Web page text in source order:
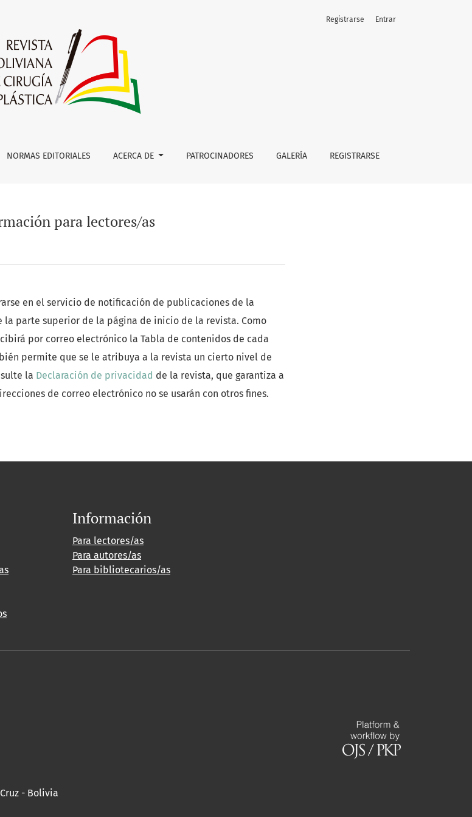
NORMAS EDITORIALES ACERCA DE PATROCINADORES GALERÍA REGISTRARSE
Registrarse Entrar
para lectores/as
en el servicio de notificación de publicaciones de la
la parte superior de la página de inicio de la revista. Como
por correo electrónico la Tabla de contenidos de cada
permite que se le atribuya a la revista un cierto nivel de
la Declaración de privacidad de la revista, que garantiza a
de correo electrónico no se usarán con otros fines.
Información
Para lectores/as
Para autores/as
Para bibliotecarios/as
- Bolivia